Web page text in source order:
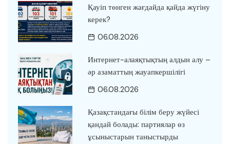
Қауіп төнген жағдайда қайда жүгіну
керек?
06.08.2026
Интернет-алаяқтықтың алдын алу –
әр азаматтың жауапкершілігі
06.08.2026
Қазақстандағы білім беру жүйесі
қандай болады: партиялар өз
ұсыныстарын таныстырды